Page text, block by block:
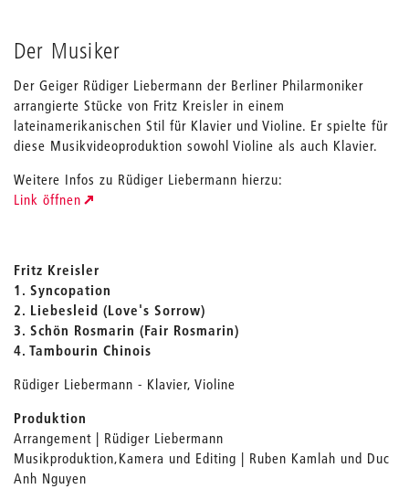
Der Musiker
Der Geiger Rüdiger Liebermann der Berliner Philarmoniker
arrangierte Stücke von Fritz Kreisler in einem
lateinamerikanischen Stil für Klavier und Violine. Er spielte für
diese Musikvideoproduktion sowohl Violine als auch Klavier.
Weitere Infos zu Rüdiger Liebermann hierzu:
Link öffnen
Fritz Kreisler
1. Syncopation
2. Liebesleid (Love's Sorrow)
3. Schön Rosmarin (Fair Rosmarin)
4. Tambourin Chinois
Rüdiger Liebermann - Klavier, Violine
Produktion
Arrangement | Rüdiger Liebermann
Musikproduktion,Kamera und Editing | Ruben Kamlah und Duc
Anh Nguyen